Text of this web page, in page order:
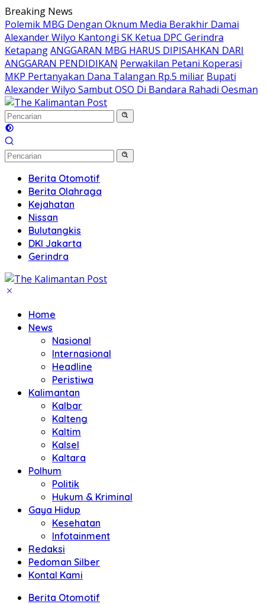
Langsung
ke
konten
Breaking News
Polemik MBG Dengan Oknum Media Berakhir Damai
Alexander Wilyo Kantongi SK Ketua DPC Gerindra
KetapangANGGARAN MBG HARUS DIPISAHKAN DARI
ANGGARAN PENDIDIKAN Perwakilan Petani Koperasi
MKP Pertanyakan Dana Talangan Rp.5 miliar Bupati
Alexander Wilyo Sambut OSO Di Bandara Rahadi Oesman
Berita Otomotif
Berita Olahraga
Kejahatan
Nissan
Bulutangkis
DKI Jakarta
Gerindra
Home
News
Nasional
Internasional
Headline
Peristiwa
Kalimantan
Kalbar
Kalteng
Kaltim
Kalsel
Kaltara
Polhum
Politik
Hukum & Kriminal
Gaya Hidup
Kesehatan
Infotainment
Redaksi
Pedoman Silber
Kontal Kami
Berita Otomotif